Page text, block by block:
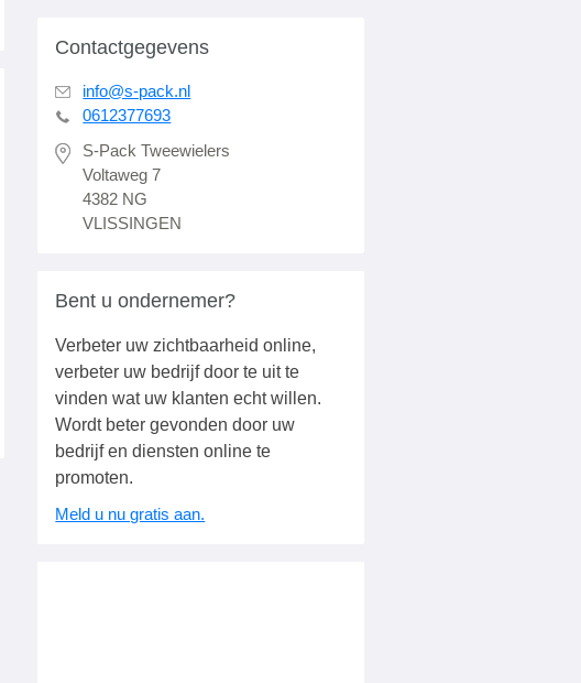
Contactgegevens
info@s-pack.nl
0612377693
S-Pack Tweewielers
Voltaweg 7
4382 NG
VLISSINGEN
Bent u ondernemer?
Verbeter uw zichtbaarheid online,
verbeter uw bedrijf door te uit te
vinden wat uw klanten echt willen.
Wordt beter gevonden door uw
bedrijf en diensten online te
promoten.
Meld u nu gratis aan.